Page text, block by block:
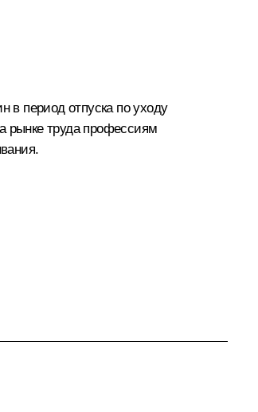
в период отпуска по уходу
рынке труда профессиям